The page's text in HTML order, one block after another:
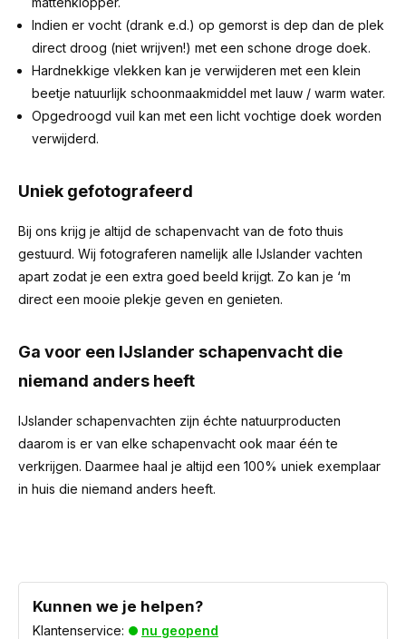
Indien er vocht (drank e.d.) op gemorst is dep dan de plek
direct droog (niet wrijven!) met een schone droge doek.
Hardnekkige vlekken kan je verwijderen met een klein
beetje natuurlijk schoonmaakmiddel met lauw / warm water.
Opgedroogd vuil kan met een licht vochtige doek worden
verwijderd.
Uniek gefotografeerd
Bij ons krijg je altijd de schapenvacht van de foto thuis
gestuurd. Wij fotograferen namelijk alle IJslander vachten
apart zodat je een extra goed beeld krijgt. Zo kan je ‘m
direct een mooie plekje geven en genieten.
Ga voor een IJslander schapenvacht die
niemand anders heeft
IJslander schapenvachten zijn échte natuurproducten
daarom is er van elke schapenvacht ook maar één te
verkrijgen. Daarmee haal je altijd een 100% uniek exemplaar
in huis die niemand anders heeft.
Kunnen we je helpen?
Klantenservice: nu geopend